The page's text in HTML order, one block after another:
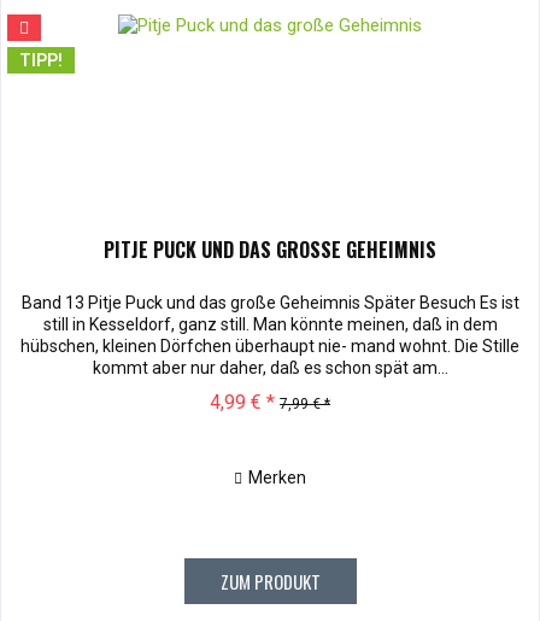
TIPP!
PITJE PUCK UND DAS GROSSE GEHEIMNIS
Band 13 Pitje Puck und das große Geheimnis Später Besuch Es ist
still in Kesseldorf, ganz still. Man könnte meinen, daß in dem
hübschen, kleinen Dörfchen überhaupt nie- mand wohnt. Die Stille
kommt aber nur daher, daß es schon spät am...
4,99 € * 7,99 € *
Merken
ZUM PRODUKT